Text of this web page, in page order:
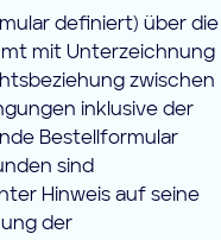
definiert) über die
mit Unterzeichnung
zwischen
inklusive der
Bestellformular
sind
Hinweis auf seine
der